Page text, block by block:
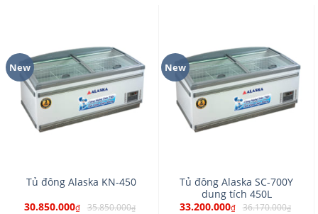
New
Tủ đông Alaska KN-450
30.850.000₫ 35.850.000₫
New
Tủ đông Alaska SC-700Y
dung tích 450L
33.200.000₫ 36.170.000₫